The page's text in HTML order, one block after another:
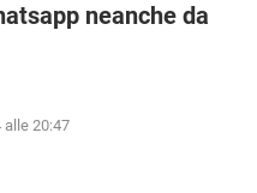
WHATSAPP
FACEBOOK
GAMING
ANDROID
neanche da
alle 20:47